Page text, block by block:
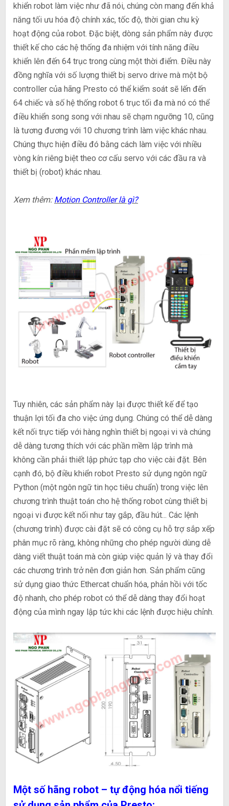
khiển robot làm việc như đã nói, chúng còn mang đến khả
năng tối ưu hóa độ chính xác, tốc độ, thời gian chu kỳ
hoạt động của robot. Đặc biệt, dòng sản phẩm này được
thiết kế cho các hệ thống đa nhiệm với tính năng điều
khiển lên đến 64 trục trong cùng một thời điểm. Điều này
đồng nghĩa với số lượng thiết bị servo drive mà một bộ
controller của hãng Presto có thể kiểm soát sẽ lến đến
64 chiếc và số hệ thống robot 6 trục tối đa mà nó có thể
điều khiển song song với nhau sẽ chạm ngưỡng 10, cũng
là tương đương với 10 chương trình làm việc khác nhau.
Chúng thực hiện điều đó bằng cách làm việc với nhiều
vòng kín riêng biệt theo cơ cấu servo với các đầu ra và
thiết bị (robot) khác nhau.
Xem thêm: Motion Controller là gì?
Tuy nhiên, các sản phẩm này lại được thiết kế để tạo
thuận lợi tối đa cho việc ứng dụng. Chúng có thể dễ dàng
kết nối trực tiếp với hàng nghìn thiết bị ngoại vi và chúng
dễ dàng tương thích với các phần mềm lập trình mà
không cần phải thiết lập phức tạp cho việc cài đặt. Bên
cạnh đó, bộ điều khiển robot Presto sử dụng ngôn ngữ
Python (một ngôn ngữ tin học tiêu chuẩn) trong việc lên
chương trình thuật toán cho hệ thống robot cùng thiết bị
ngoại vi được kết nối như tay gắp, đầu hút... Các lệnh
(chương trình) được cài đặt sẽ có công cụ hỗ trợ sắp xếp
phân mục rõ ràng, không những cho phép người dùng dễ
dàng viết thuật toán mà còn giúp việc quản lý và thay đổi
các chương trình trở nên đơn giản hơn. Sản phẩm cũng
sử dụng giao thức Ethercat chuẩn hóa, phản hồi với tốc
độ nhanh, cho phép robot có thể dễ dàng thay đổi hoạt
động của mình ngay lập tức khi các lệnh được hiệu chỉnh.
Một số hãng robot – tự động hóa nổi tiếng